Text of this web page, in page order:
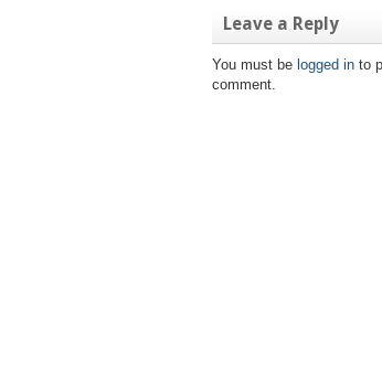
Leave a Reply
You must be logged in to
comment.